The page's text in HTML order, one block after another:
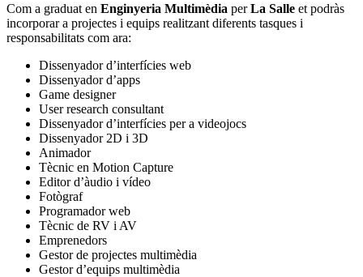
Com a graduat en Enginyeria Multimèdia perLa Salle et podràs
incorporar a projectes i equips realitzant diferents tasques i
responsabilitats com ara:
Dissenyador d’interfícies web
Dissenyador d’apps
Game designer
User research consultant
Dissenyador d’interfícies per a videojocs
Dissenyador 2D i 3D
Animador
Tècnic en Motion Capture
Editor d’àudio i vídeo
Fotògraf
Programador web
Tècnic de RV i AV
Emprenedors
Gestor de projectes multimèdia
Gestor d’equips multimèdia